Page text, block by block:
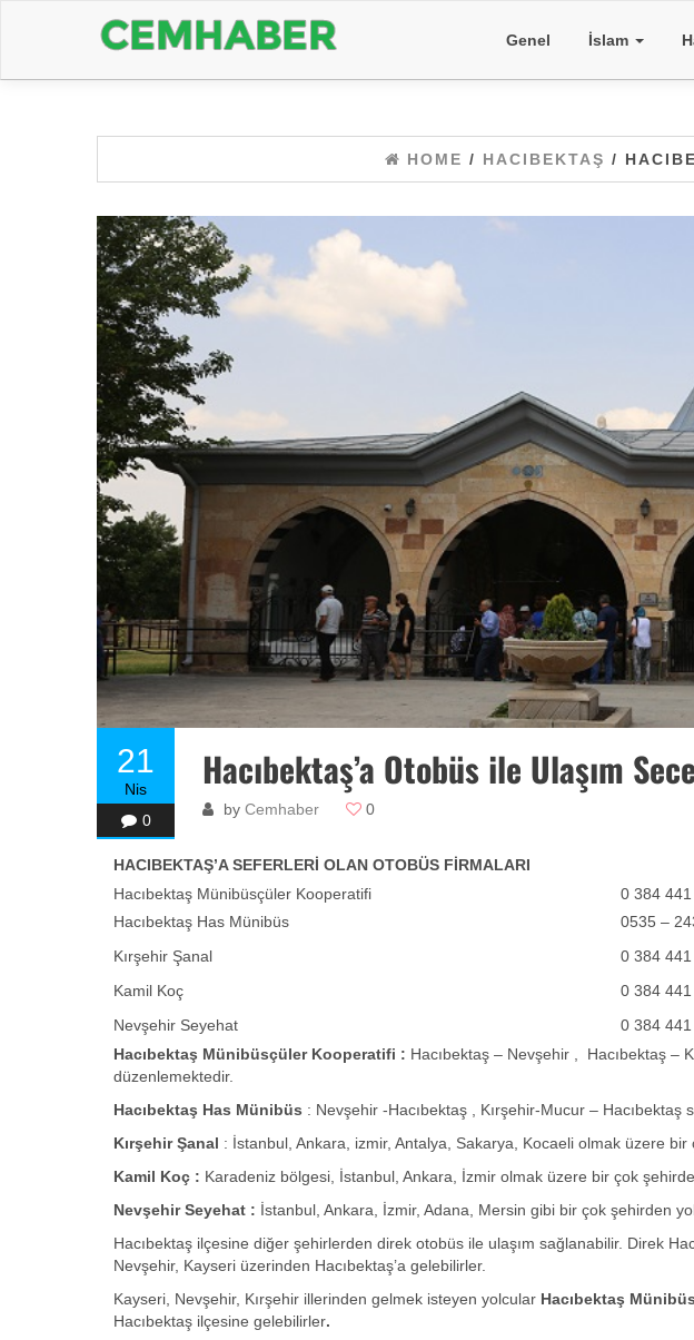
Genel İslam
HOME / HACIBEKTAŞ /
21
Nis
0
Hacıbektaş’a Otobüs ile Ulaşım
by Cemhaber 0
HACIBEKTAŞ’A SEFERLERİ OLAN OTOBÜS FİRMALARI
Hacıbektaş Münibüsçüler Kooperatifi
0 384
Hacıbektaş Has Münibüs
0535 –
Kırşehir Şanal
0 384
Kamil Koç
0 384
Nevşehir Seyehat
0 384
Hacıbektaş Münibüsçüler Kooperatifi : Hacıbektaş – Nevşehir , Hacıbektaş –
düzenlemektedir.
Hacıbektaş Has Münibüs : Nevşehir -Hacıbektaş , Kırşehir-Mucur – Hacıbektaş
Kırşehir Şanal : İstanbul, Ankara, izmir, Antalya, Sakarya, Kocaeli olmak üzere bir
Kamil Koç : Karadeniz bölgesi, İstanbul, Ankara, İzmir olmak üzere bir çok
Nevşehir Seyehat : İstanbul, Ankara, İzmir, Adana, Mersin gibi bir çok şehirden
Hacıbektaş ilçesine diğer şehirlerden direk otobüs ile ulaşım sağlanabilir. Direk
Nevşehir, Kayseri üzerinden Hacıbektaş’a gelebilirler.
Kayseri, Nevşehir, Kırşehir illerinden gelmek isteyen yolcular Hacıbektaş
Hacıbektaş ilçesine gelebilirler.